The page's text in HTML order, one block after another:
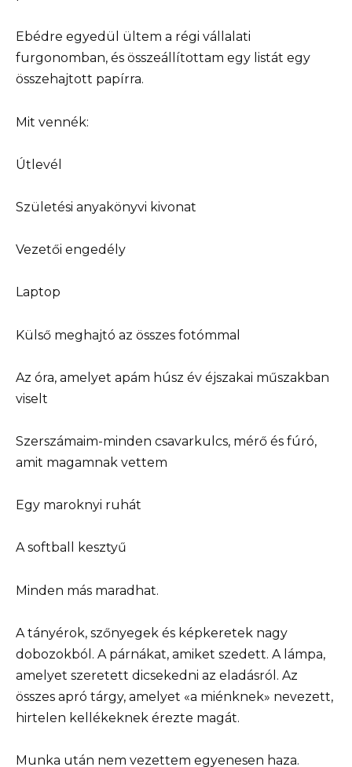
Ebédre egyedül ültem a régi vállalati
furgonomban, és összeállítottam egy listát egy
összehajtott papírra.
Mit vennék:
Útlevél
Születési anyakönyvi kivonat
Vezetői engedély
Laptop
Külső meghajtó az összes fotómmal
Az óra, amelyet apám húsz év éjszakai műszakban
viselt
Szerszámaim-minden csavarkulcs, mérő és fúró,
amit magamnak vettem
Egy maroknyi ruhát
A softball kesztyű
Minden más maradhat.
A tányérok, szőnyegek és képkeretek nagy
dobozokból. A párnákat, amiket szedett. A lámpa,
amelyet szeretett dicsekedni az eladásról. Az
összes apró tárgy, amelyet «a miénknek» nevezett,
hirtelen kellékeknek érezte magát.
Munka után nem vezettem egyenesen haza.